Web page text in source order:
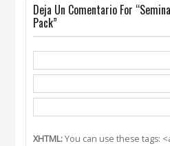
Deja Un Comentario For
Pack”
XHTML:You can use these tags: